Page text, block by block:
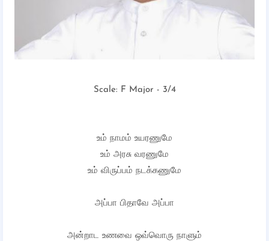
Scale: F Major - 3/4
உம் நாமம் உயரணுமே
உம் அரசு வரணுமே
உம் விருப்பம் நடக்கணுமே
அப்பா பிதாவே அப்பா
அன்றாட உணவை ஒவ்வொரு நாளும்